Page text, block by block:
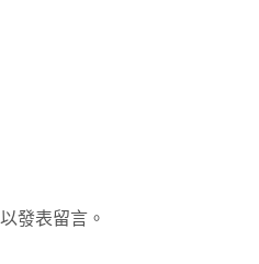
以發表留言。